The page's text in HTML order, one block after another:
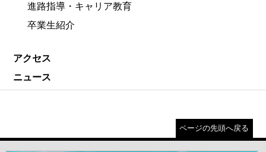
進路指導・キャリア教育
卒業生紹介
アクセス
ニュース
ページの先頭へ戻る